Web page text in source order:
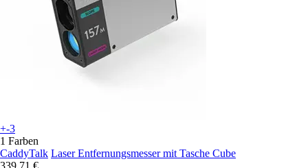
+-3
1 Farben
CaddyTalk Laser Entfernungsmesser mit Tasche Cube
339,71 €